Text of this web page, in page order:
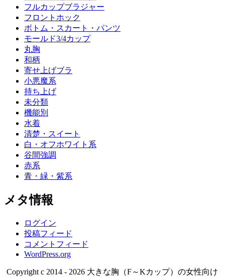
フルカップブラジャー
フロントホック
ボトム・スカート・パンツ
モールド3/4カップ
丸胸
和柄
寄せ上げブラ
小悪魔系
持ち上げ
未分類
機能別
水着
清楚・スイート
白・オフホワイト系
谷間強調
赤系
青・緑・紫系
メタ情報
ログイン
投稿フィード
コメントフィード
WordPress.org
Copyright c 2014 - 2026 大きな胸（F～Kカップ）の女性向け